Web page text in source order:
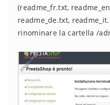
(readme_fr.txt,
readme_de.txt,
rinominare la cartella /